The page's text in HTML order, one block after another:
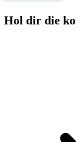
Hol dir die